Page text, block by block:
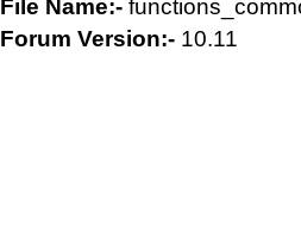
File Name:-
Forum Version:- 10.11